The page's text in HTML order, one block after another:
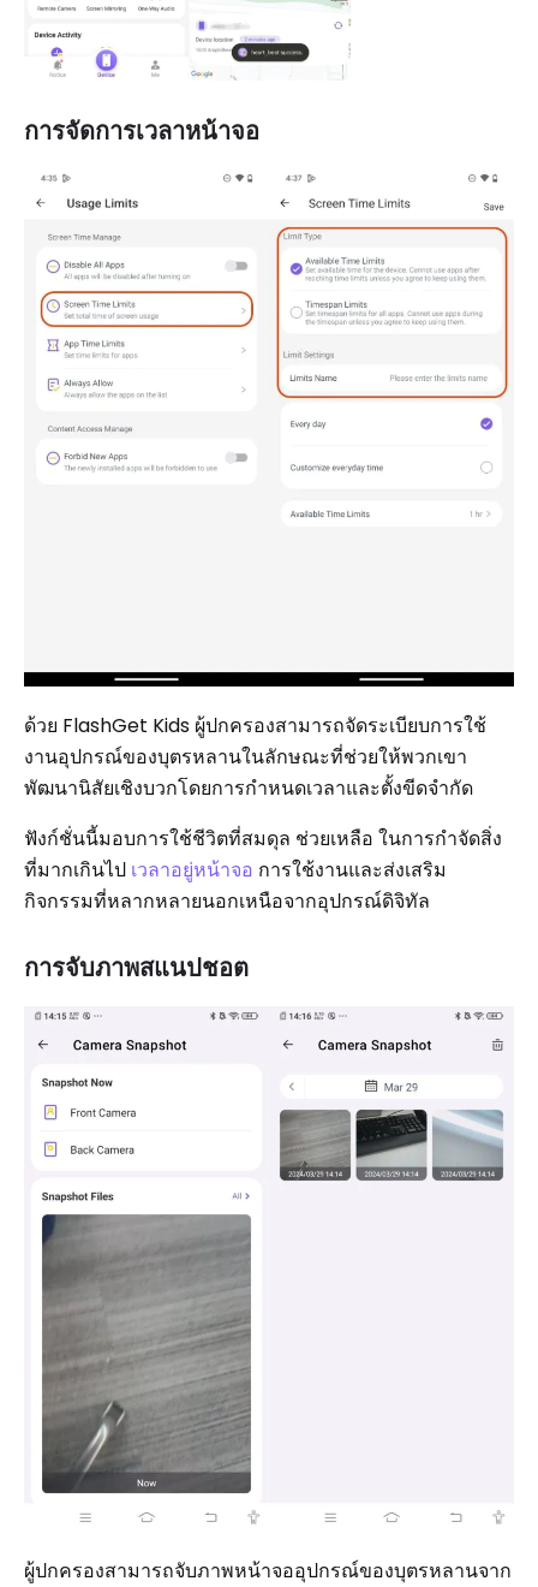
การจัดการเวลาหน้าจอ
ด้วย FlashGet Kids ผู้ปกครองสามารถจัดระเบียบการใช้
งานอุปกรณ์ของบุตรหลานในลักษณะที่ช่วยให้พวกเขา
พัฒนานิสัยเชิงบวกโดยการกำหนดเวลาและตั้งขีดจำกัด
ฟังก์ชั่นนี้มอบการใช้ชีวิตที่สมดุล ช่วยเหลือ ในการกำจัดสิ่ง
ที่มากเกินไป เวลาอยู่หน้าจอ การใช้งานและส่งเสริม
กิจกรรมที่หลากหลายนอกเหนือจากอุปกรณ์ดิจิทัล
การจับภาพสแนปชอต
ผู้ปกครองสามารถจับภาพหน้าจออุปกรณ์ของบุตรหลานจาก